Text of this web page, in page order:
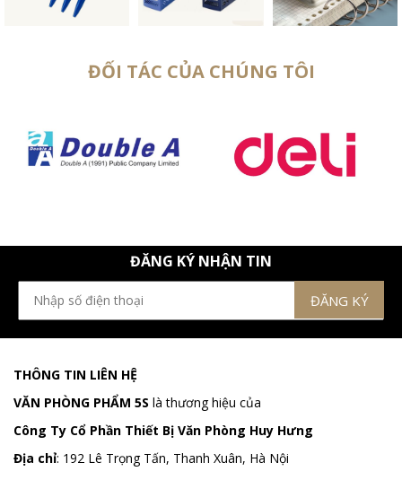
ĐỐI TÁC CỦA CHÚNG TÔI
ĐĂNG KÝ NHẬN TIN
THÔNG TIN LIÊN HỆ
VĂN PHÒNG PHẨM 5S là thương hiệu của
Công Ty Cổ Phần Thiết Bị Văn Phòng Huy Hưng
Địa chỉ: 192 Lê Trọng Tấn, Thanh Xuân, Hà Nội